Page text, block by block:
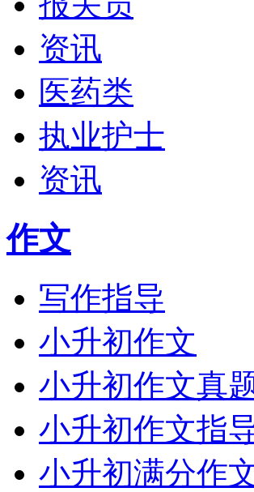
资讯
医药类
执业护士
资讯
作文
写作指导
小升初作文
小升初作文真
小升初作文指
小升初满分作